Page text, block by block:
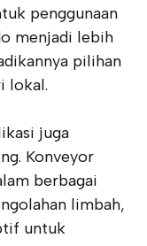
penggunaan
menjadi lebih
pilihan
lokal.
juga
Konveyor
berbagai
limbah,
untuk